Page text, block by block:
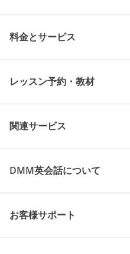
料金とサービス
レッスン予約・教材
関連サービス
DMM英会話について
お客様サポート